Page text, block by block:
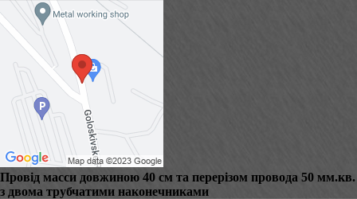
Провід масси довжиною 40 см та перерізом провода 50 мм.кв.
з двома трубчатими наконечниками